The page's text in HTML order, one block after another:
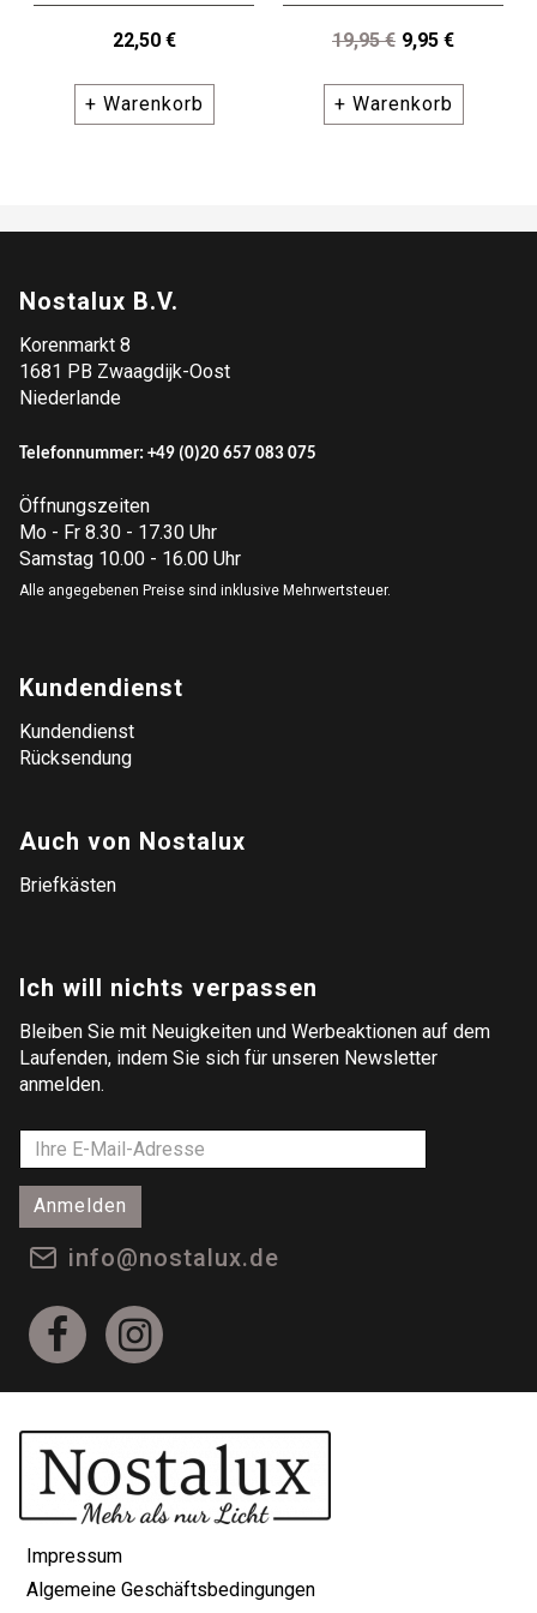
22,50 €
+ Warenkorb
9,95 €
19,95 €
+ Warenkorb
Nostalux B.V.
Korenmarkt 8
1681 PB Zwaagdijk-Oost
Niederlande
Telefonnummer: +49 (0)20 657 083 075
Öffnungszeiten
Mo - Fr 8.30 - 17.30 Uhr
Samstag 10.00 - 16.00 Uhr
Alle angegebenen Preise sind inklusive Mehrwertsteuer.
Kundendienst
Kundendienst
Rücksendung
Auch von Nostalux
Briefkästen
Ich will nichts verpassen
Bleiben Sie mit Neuigkeiten und Werbeaktionen auf dem
Laufenden, indem Sie sich für unseren Newsletter
anmelden.
Anmelden
info@nostalux.de
Impressum
Algemeine Geschäftsbedingungen